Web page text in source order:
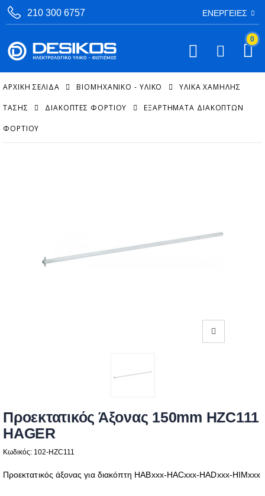
210 300 6757 ΕΝΈΡΓΕΙΕΣ
0
ΑΡΧΙΚΉ ΣΕΛΊΔΑ ΒΙΟΜΗΧΑΝΙΚΟ - ΥΛΙΚΟ ΥΛΙΚΆ ΧΑΜΗΛΉΣ
ΤΆΣΗΣ ΔΙΑΚΌΠΤΕΣ ΦΟΡΤΊΟΥ ΕΞΑΡΤΉΜΑΤΑ ΔΙΑΚΟΠΤΏΝ
ΦΟΡΤΊΟΥ
Προεκτατικός Άξονας 150mm HZC111
HAGER
Κωδικός: 102-HZC111
Προεκτατικός άξονας για διακόπτη HABxxx-HACxxx-HADxxx-HIMxxx